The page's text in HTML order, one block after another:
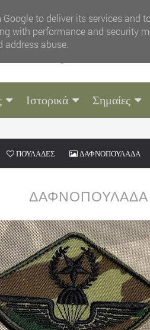
Ιστορικά Σημαίες
ΠΟΥΛΑΔΕΣ ΔΑΦΝΟΠΟΥΛΑΔΑ
ΔΑΦΝΟΠΟΥΛΑΔΑ
to deliver its services and
with performance and security
abuse.